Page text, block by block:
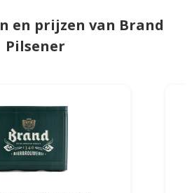
en prijzen van Brand
Pilsener